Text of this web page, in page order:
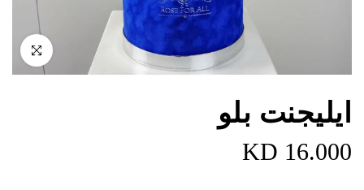
اضغط
ايليجنت بلو
16.000 KD